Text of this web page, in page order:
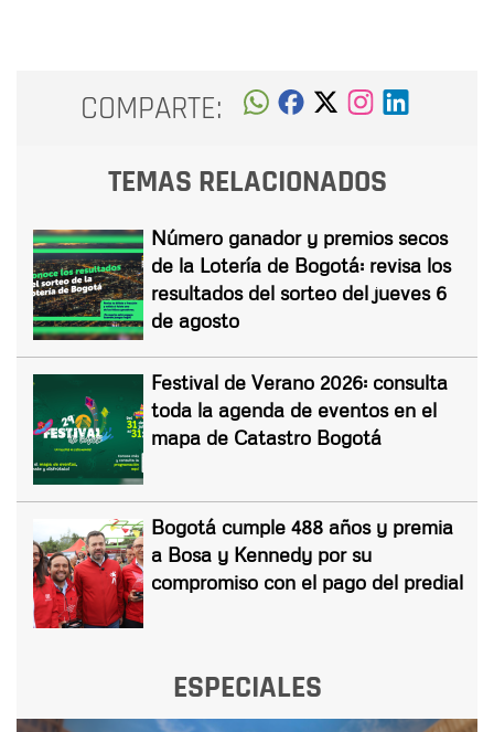
COMPARTE:
TEMAS RELACIONADOS
Número ganador y premios secos
de la Lotería de Bogotá: revisa los
resultados del sorteo del jueves 6
de agosto
Festival de Verano 2026: consulta
toda la agenda de eventos en el
mapa de Catastro Bogotá
Bogotá cumple 488 años y premia
a Bosa y Kennedy por su
compromiso con el pago del predial
ESPECIALES